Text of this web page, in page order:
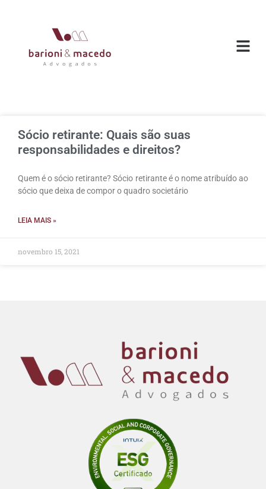
Sócio retirante: Quais são suas
responsabilidades e direitos?
Quem é o sócio retirante? Sócio retirante é o nome atribuído ao
sócio que deixa de compor o quadro societário
LEIA MAIS »
novembro 15, 2021